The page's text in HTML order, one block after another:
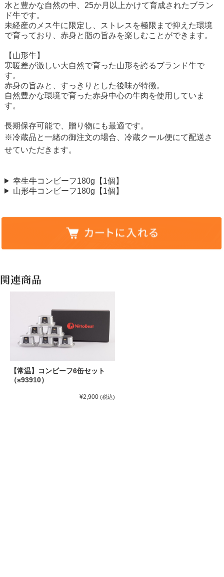
水と豊かな自然の中、25か月以上かけて育成されたブラン
ド牛です。
未経産のメス牛に限定し、ストレスを極限まで抑えた環境
で育っており、赤身と脂の旨みを楽しむことができます。
【山形牛】
寒暖差が激しい大自然で育った山形を誇るブランド牛で
す。
赤身の旨みと、すっきりとした後味が特徴。
自然豊かな環境で育った赤身中心の牛肉を使用していま
す。
長期保存可能で、贈り物にも最適です。
※冷蔵品と一緒の御注文の場合、冷蔵クール便にて配送さ
せていただきます。
幸生牛コンビーフ180g【1個】
山形牛コンビーフ180g【1個】
関連商品
【常温】コンビーフ6缶セット
（s93910）
¥2,900 (税込)